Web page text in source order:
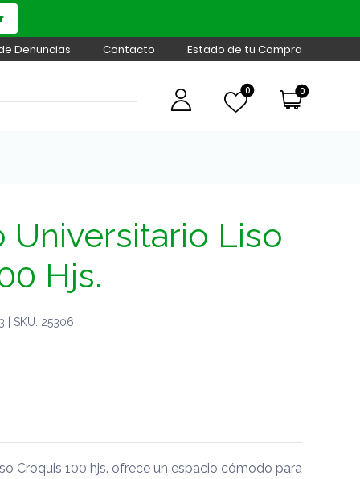
Denuncias Contacto Estado de tu Compra
0 0
Universitario Liso
Hjs.
| SKU: 25306
Croquis 100 hjs. ofrece un espacio cómodo para